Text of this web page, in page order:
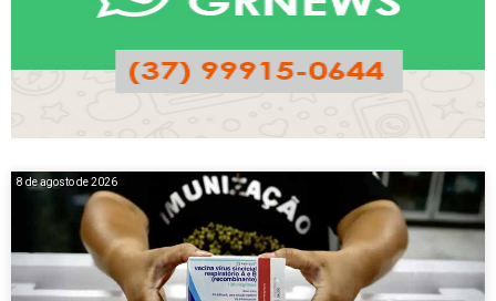
8 de agosto de 2026